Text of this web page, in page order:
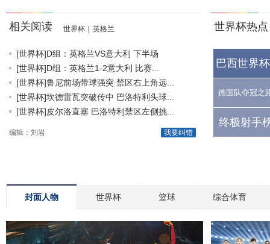
相关阅读 世界杯 英格兰
[世界杯]D组：英格兰VS意大利 下半场
[世界杯]D组：英格兰1-2意大利 比赛...
[世界杯]鲁尼前场带球强突 禁区右上角远...
[世界杯]坎德雷瓦突破传中 巴洛特利头球...
[世界杯]皮尔洛直塞 巴洛特利禁区左侧挑...
我要纠错
编辑：刘岩
世界杯热点
巴西世界
德国队夺冠之
终极射手
封面人物 世界杯 篮球 综合体育